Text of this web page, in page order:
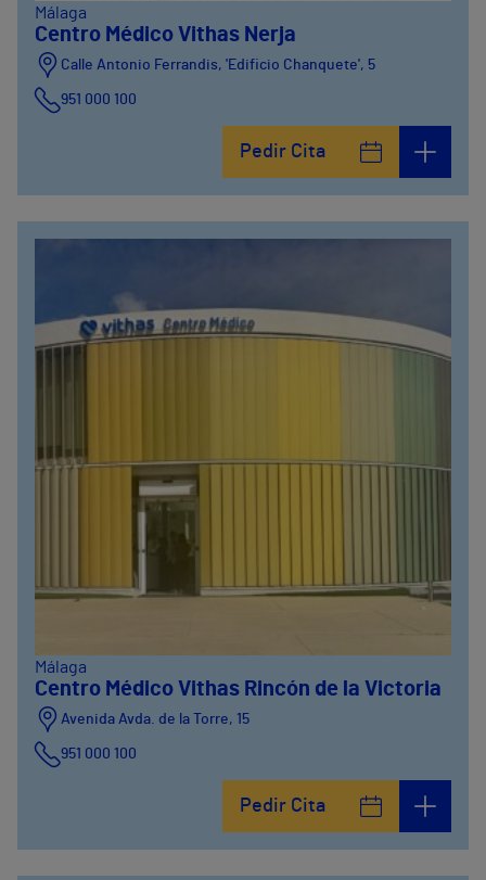
Málaga
Centro Médico Vithas Nerja
Calle Antonio Ferrandis, 'Edificio Chanquete', 5
951 000 100
Pedir Cita
Málaga
Centro Médico Vithas Rincón de la Victoria
Avenida Avda. de la Torre, 15
951 000 100
Pedir Cita